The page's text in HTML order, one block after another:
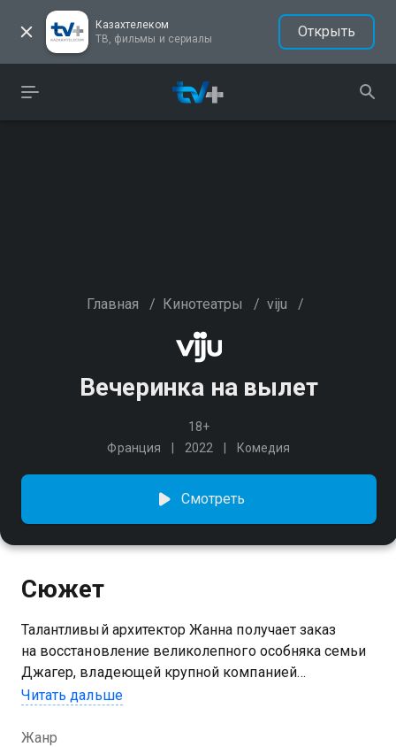
Казахтелеком
ТВ, фильмы и сериалы
Открыть
Главная / Кинотеатры / viju /
Вечеринка на вылет
18+
Франция
2022 Комедия
Смотреть
Сюжет
Талантливый архитектор Жанна получает заказ
на восстановление великолепного особняка семьи
Джагер, владеющей крупной компанией
по производству настольных игр. Во время
семьи, и Жанне предстоит разгадать тайну этой
Читать дальше
Жанр